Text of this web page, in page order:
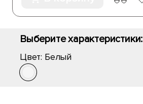
Выберите характеристики:
Цвет: Белый